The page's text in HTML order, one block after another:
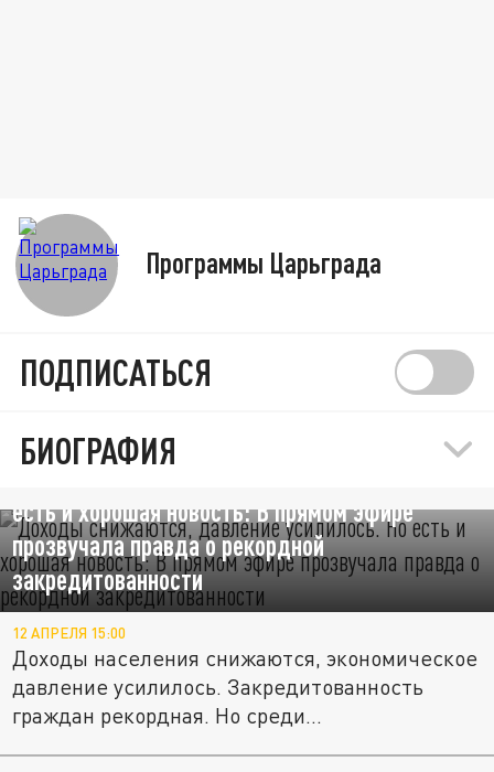
Программы Царьграда
ПОДПИСАТЬСЯ
БИОГРАФИЯ
есть и хорошая новость: В прямом эфире
прозвучала правда о рекордной
закредитованности
12 АПРЕЛЯ 15:00
Доходы населения снижаются, экономическое
давление усилилось. Закредитованность
граждан рекордная. Но среди...